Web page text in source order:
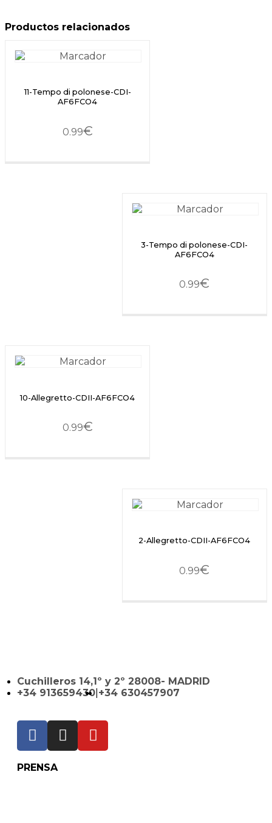
Productos relacionados
11-Tempo di polonese-CDI-
AF6FCO4
0.99€
3-Tempo di polonese-CDI-
AF6FCO4
0.99€
10-Allegretto-CDII-AF6FCO4
0.99€
2-Allegretto-CDII-AF6FCO4
0.99€
Cuchilleros 14,1º y 2º 28008- MADRID
+34 913659430 +34 630457907
PRENSA